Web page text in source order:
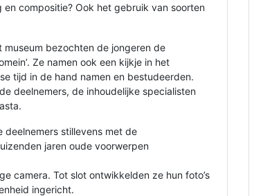
compositie? Ook het gebruik van soorten
bezochten de jongeren de
Ze namen ook een kijkje in het
tijd in de hand namen en bestudeerden.
deelnemers, de inhoudelijke specialisten
stillevens met de
jaren oude voorwerpen
camera. Tot slot ontwikkelden ze hun foto’s
ingericht.